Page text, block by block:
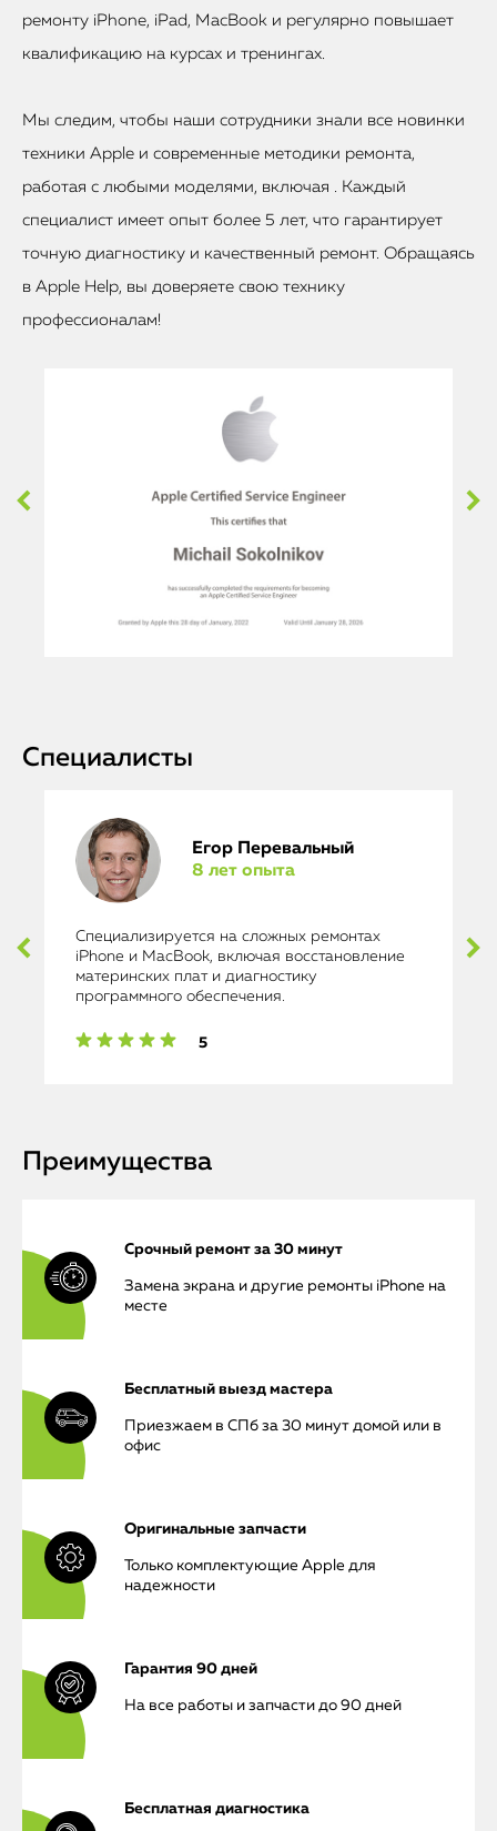
ремонту iPhone, iPad, MacBook и регулярно повышает
квалификацию на курсах и тренингах.
Мы следим, чтобы наши сотрудники знали все новинки
техники Apple и современные методики ремонта,
работая с любыми моделями, включая . Каждый
специалист имеет опыт более 5 лет, что гарантирует
точную диагностику и качественный ремонт. Обращаясь
в Apple Help, вы доверяете свою технику
профессионалам!
Специалисты
Егор Перевальный
8 лет опыта
Специализируется на сложных ремонтах
iPhone и MacBook, включая восстановление
материнских плат и диагностику
программного обеспечения.
5
Преимущества
Срочный ремонт за 30 минут
Замена экрана и другие ремонты iPhone на
месте
Бесплатный выезд мастера
Приезжаем в СПб за 30 минут домой или в
офис
Оригинальные запчасти
Только комплектующие Apple для
надежности
Гарантия 90 дней
На все работы и запчасти до 90 дней
Бесплатная диагностика